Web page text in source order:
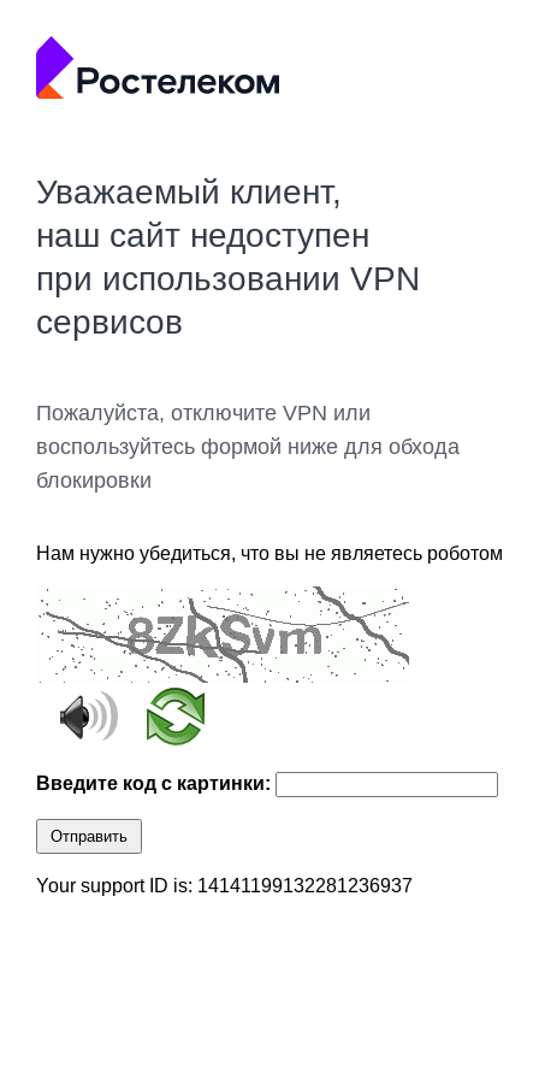
Уважаемый клиент,
наш сайт недоступен
при использовании VPN
сервисов
Пожалуйста, отключите VPN или
воспользуйтесь формой ниже для обхода
блокировки
Нам нужно убедиться, что вы не являетесь роботом
Введите код с картинки:
Отправить
Your support ID is: 14141199132281236937